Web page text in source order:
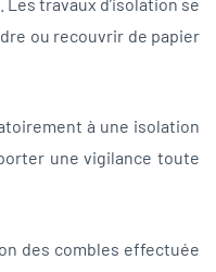
ou recouvrir de papier
à une isolation
une vigilance toute
des combles effectuée